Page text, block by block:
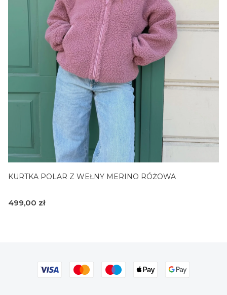
KURTKA POLAR Z WEŁNY MERINO RÓŻOWA
Cena
499,00 zł